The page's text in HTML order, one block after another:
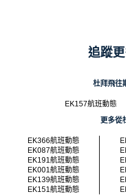
追蹤
杜拜飛往
EK157航班動態
更多從
EK366航班動態
EK087航班動態
EK191航班動態
EK001航班動態
EK139航班動態
EK151航班動態